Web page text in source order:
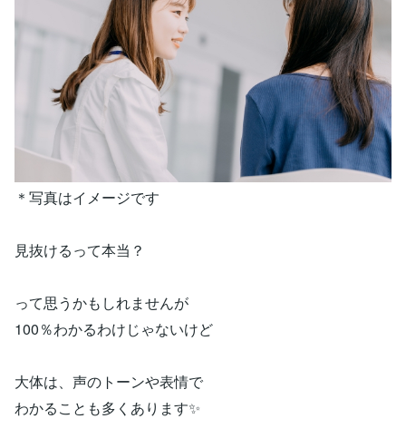
＊写真はイメージです
見抜けるって本当？
って思うかもしれませんが
100％わかるわけじゃないけど
大体は、声のトーンや表情で
わかることも多くあります✨